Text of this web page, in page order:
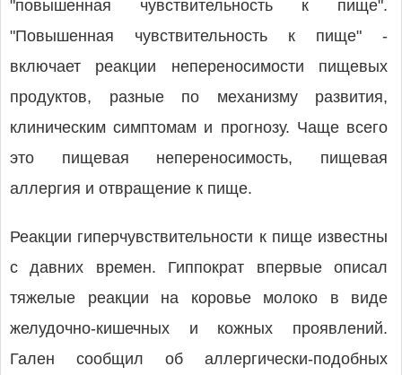
"повышенная чувствительность к пище".
"Повышенная чувствительность к пище" -
включает реакции непереносимости пищевых
продуктов, разные по механизму развития,
клиническим симптомам и прогнозу. Чаще всего
это пищевая непереносимость, пищевая
аллергия и отвращение к пище.
Реакции гиперчувствительности к пище известны
с давних времен. Гиппократ впервые описал
тяжелые реакции на коровье молоко в виде
желудочно-кишечных и кожных проявлений.
Гален сообщил об аллергически-подобных